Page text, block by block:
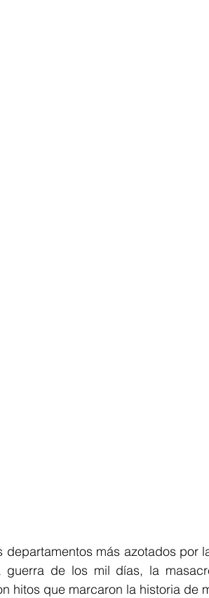
departamentos más azotados por
guerra de los mil días, la
hitos que marcaron la historia de